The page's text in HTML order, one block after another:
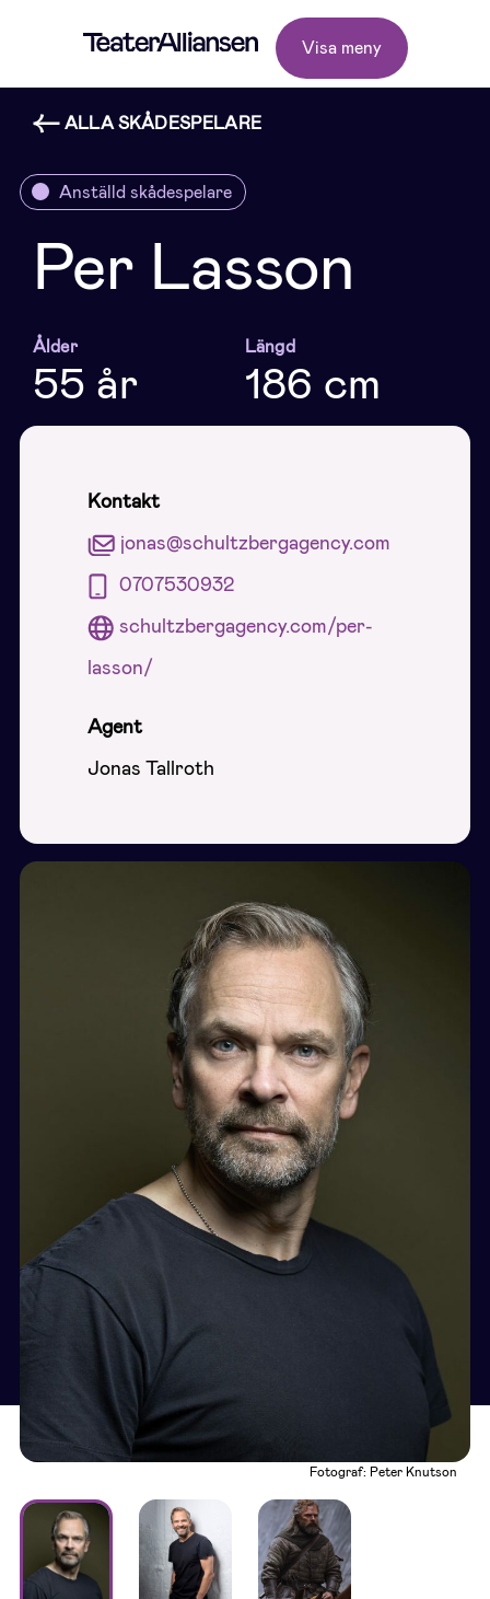
Visa meny
ALLA SKÅDESPELARE
Anställd skådespelare
Per Lasson
Ålder
55 år
Längd
186 cm
Kontakt
jonas@schultzbergagency.com
0707530932
schultzbergagency.com/per-
lasson/
Agent
Jonas Tallroth
Fotograf: Peter Knutson